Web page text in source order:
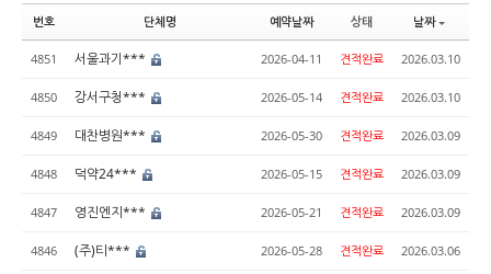
번호 단체명 예약날짜 상태 날짜
4851 서울과기*** 2026-04-11 견적완료 2026.03.10
4850 강서구청*** 2026-05-14 견적완료 2026.03.10
4849 대찬병원*** 2026-05-30 견적완료 2026.03.09
4848 덕약24*** 2026-05-15 견적완료 2026.03.09
4847 영진엔지*** 2026-05-21 견적완료 2026.03.09
4846 (주)티*** 2026-05-28 견적완료 2026.03.06